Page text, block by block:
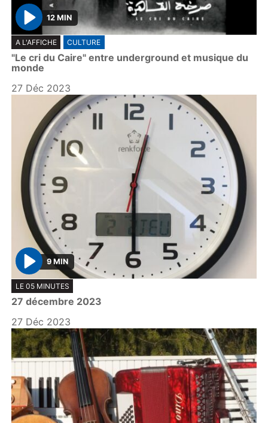
P
l
a
y
12 MIN
A L'AFFICHE CULTURE
"Le cri du Caire" entre underground et musique du
monde
27 Déc 2023
P
l
a
y
9 MIN
LE 05 MINUTES
27 décembre 2023
27 Déc 2023